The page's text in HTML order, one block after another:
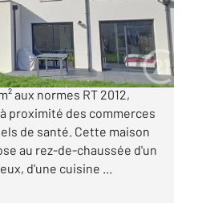
€
vous propose cette
aux normes RT 2012,
proximité des commerces
de santé. Cette maison
au rez-de-chaussée d'un
d'une cuisine ...